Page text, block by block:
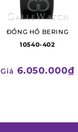
ĐỒNG HỒ BERING
10540-402
Giá 6.050.000₫